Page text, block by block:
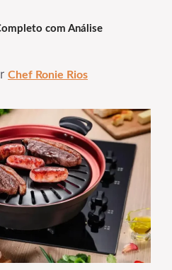
com Análise
Chef Ronie Rios